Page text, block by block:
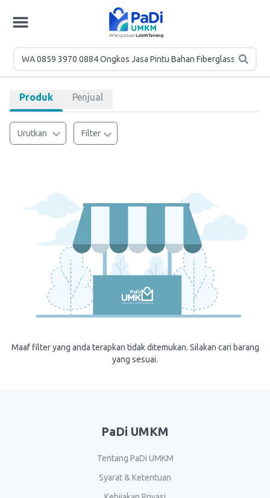
Produk Penjual
Urutkan Filter
Maaf filter yang anda terapkan tidak ditemukan. Silakan cari barang
yang sesuai.
PaDi UMKM
Tentang PaDi UMKM
Syarat & Ketentuan